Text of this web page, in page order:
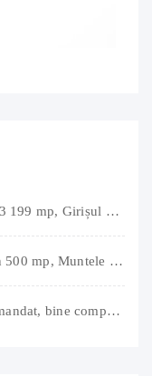
De vânzare: casă cu 6 camere, livadă, 3 199 mp, Girișul Negru, Bihor, 42 000 Euro. Comision 0.
De vânzare: casă, singur în curte, teren 500 mp, Muntele Găina, Oradea. 157.000 € (negociabil). Comision 0.
De vanzare: Apartament spatios, decomandat, bine compartimentat, 3 camere, 2 bai, bucatarie, suprafață utilă de 64 mp + 3 balcoane (11 mp), strada Barierei, zona Dragos Voda Oradea. 89 500 E (neg). Comision 0